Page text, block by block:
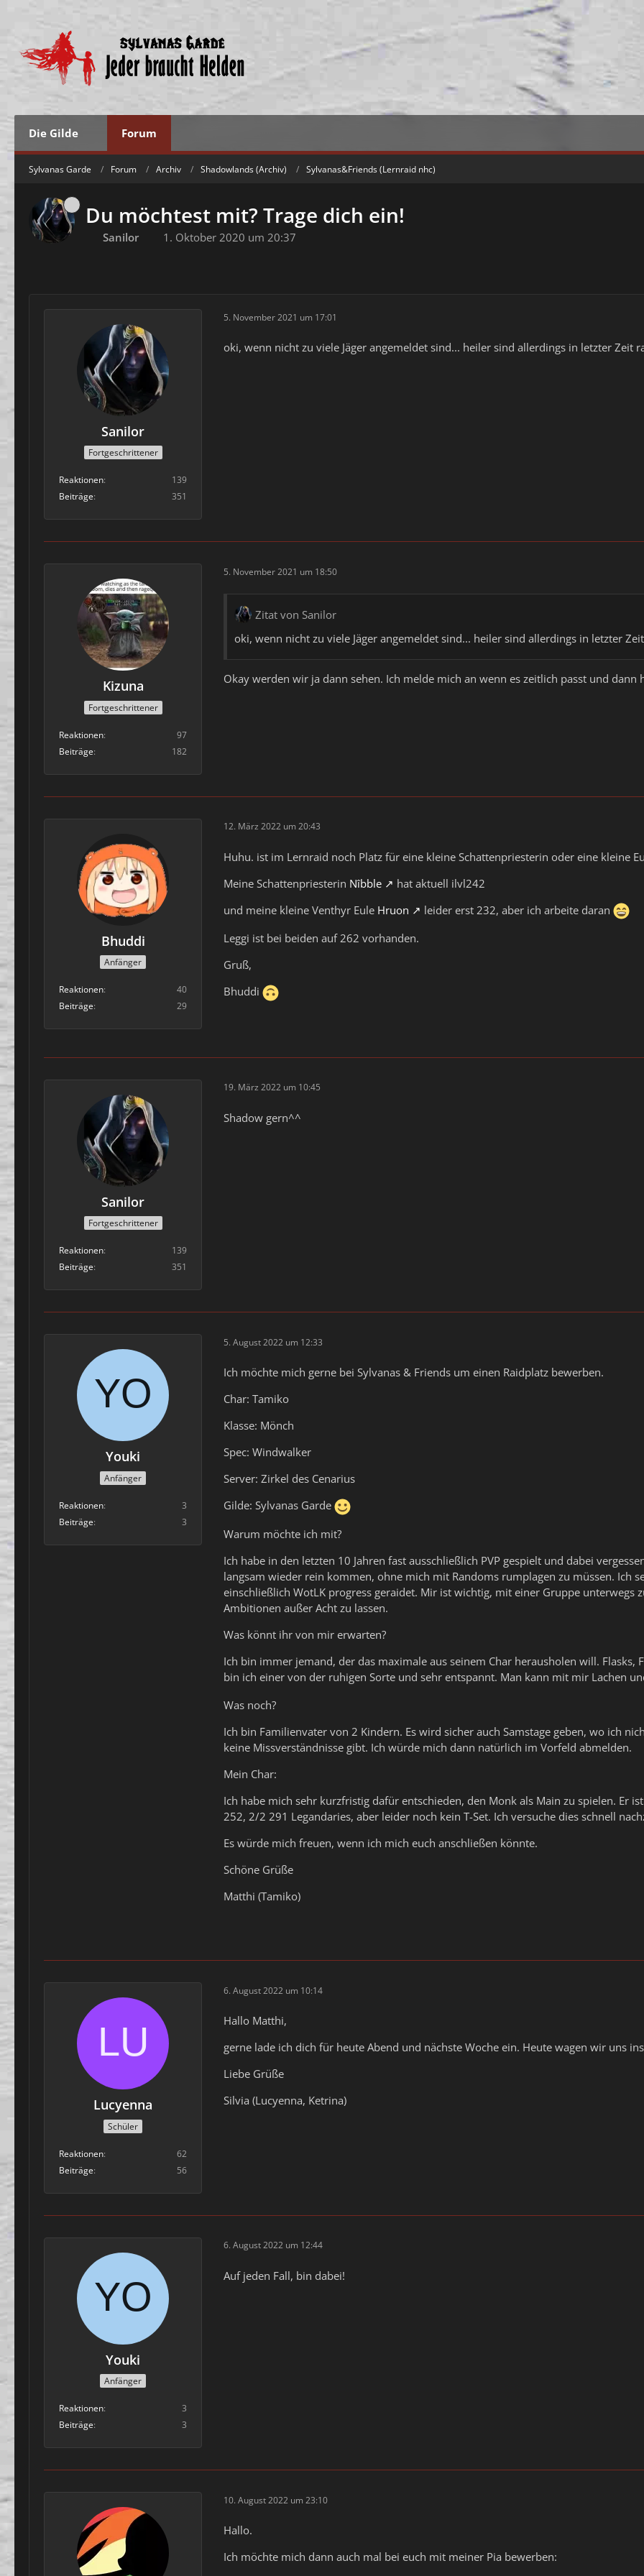
Die Gilde Forum
Sylvanas Garde Forum Archiv Shadowlands (Archiv) Sylvanas&Friends (Lernraid nhc)
Du möchtest mit? Trage dich ein!
Sanilor 1. Oktober 2020 um 20:37
Sanilor
Fortgeschrittener
Reaktionen
139
Beiträge
351
5. November 2021 um 17:01
oki, wenn nicht zu viele Jäger angemeldet sind... heiler sind allerdings in letzter Zeit
Kizuna
Fortgeschrittener
Reaktionen
97
Beiträge
182
5. November 2021 um 18:50
Zitat von Sanilor
oki, wenn nicht zu viele Jäger angemeldet sind... heiler sind allerdings in letzter
Okay werden wir ja dann sehen. Ich melde mich an wenn es zeitlich passt und
Bhuddi
Anfänger
Reaktionen
40
Beiträge
29
12. März 2022 um 20:43
Huhu. ist im Lernraid noch Platz für eine kleine Schattenpriesterin oder eine kleine
Meine Schattenpriesterin Nîbble
hat aktuell ilvl242
und meine kleine Venthyr Eule Hruon
leider erst 232, aber ich arbeite daran
Leggi ist bei beiden auf 262 vorhanden.
Gruß,
Bhuddi
Sanilor
Fortgeschrittener
Reaktionen
139
Beiträge
351
19. März 2022 um 10:45
Shadow gern^^
Youki
Anfänger
Reaktionen
3
Beiträge
3
5. August 2022 um 12:33
Ich möchte mich gerne bei Sylvanas & Friends um einen Raidplatz bewerben.
Char: Tamiko
Klasse: Mönch
Spec: Windwalker
Server: Zirkel des Cenarius
Gilde: Sylvanas Garde
Warum möchte ich mit?
Ich habe in den letzten 10 Jahren fast ausschließlich PVP gespielt und dabei
langsam wieder rein kommen, ohne mich mit Randoms rumplagen zu müssen. Ich
einschließlich WotLK progress geraidet. Mir ist wichtig, mit einer Gruppe unterwegs
Ambitionen außer Acht zu lassen.
Was könnt ihr von mir erwarten?
Ich bin immer jemand, der das maximale aus seinem Char herausholen will.
bin ich einer von der ruhigen Sorte und sehr entspannt. Man kann mit mir Lachen
Was noch?
Ich bin Familienvater von 2 Kindern. Es wird sicher auch Samstage geben, wo ich
keine Missverständnisse gibt. Ich würde mich dann natürlich im Vorfeld abmelden.
Mein Char:
Ich habe mich sehr kurzfristig dafür entschieden, den Monk als Main zu spielen. Er
252, 2/2 291 Legandaries, aber leider noch kein T-Set. Ich versuche dies schnell
Es würde mich freuen, wenn ich mich euch anschließen könnte.
Schöne Grüße
Matthi (Tamiko)
Lucyenna
Schüler
Reaktionen
62
Beiträge
56
6. August 2022 um 10:14
Hallo Matthi,
gerne lade ich dich für heute Abend und nächste Woche ein. Heute wagen wir uns
Liebe Grüße
Silvia (Lucyenna, Ketrina)
Youki
Anfänger
Reaktionen
3
Beiträge
3
6. August 2022 um 12:44
Auf jeden Fall, bin dabei!
10. August 2022 um 23:10
Hallo.
Ich möchte mich dann auch mal bei euch mit meiner Pia bewerben: